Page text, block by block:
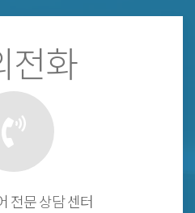
전화
전문 상담 센터